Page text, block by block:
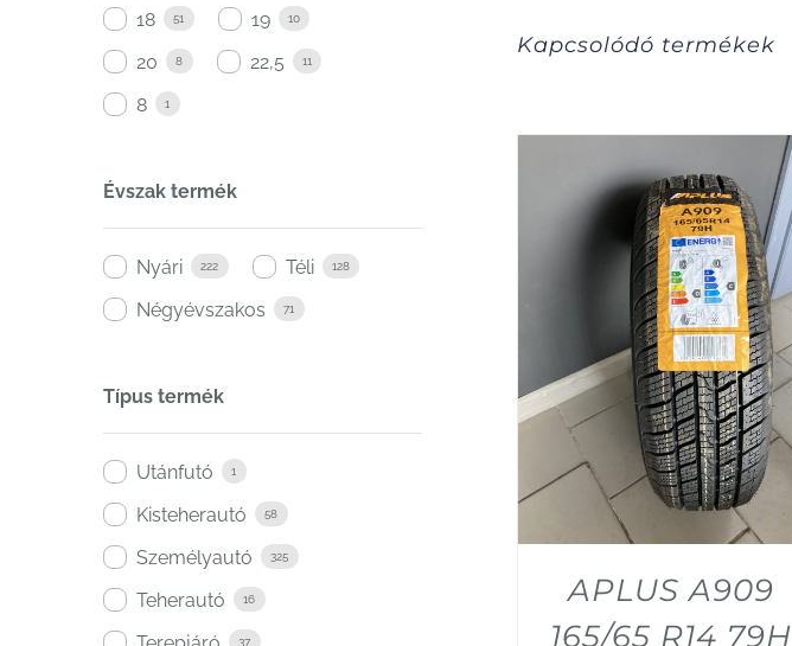
Kapcsolódó termékek
APLUS A909
165/65 R14 79H
18 51 19 10
20 8 22,5 11
8 1
Évszak termék
Nyári 222 Téli 128
Négyévszakos 71
Típus termék
Utánfutó 1
Kisteherautó 58
Személyautó 325
Teherautó 16
37